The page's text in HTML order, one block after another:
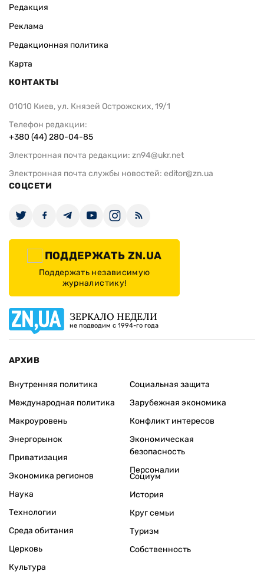
Редакция
Реклама
Редакционная политика
Карта
КОНТАКТЫ
01010 Киев, ул. Князей Острожских, 19/1
Телефон редакции:
+380 (44) 280-04-85
Электронная почта редакции: zn94@ukr.net
Электронная почта службы новостей: editor@zn.ua
СОЦСЕТИ
ПОДДЕРЖАТЬ ZN.UA
Поддержать независимую
журналистику!
ЗЕРКАЛО НЕДЕЛИ
не подводим с 1994-го года
АРХИВ
Внутренняя политика
Международная политика
Макроуровень
Энергорынок
Приватизация
Экономика регионов
Социальная защита
Зарубежная экономика
Конфликт интересов
Экономическая
безопасность
Персоналии
Наука
Технологии
Среда обитания
Церковь
Культура
Социум
История
Круг семьи
Туризм
Собственность